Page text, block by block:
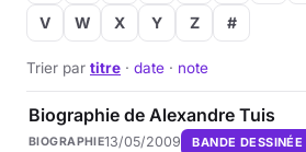
V
W X Y Z #
Trier par titre · date · note
Biographie de Alexandre Tuis
BIOGRAPHIE13/05/2009 BANDE DESSINÉE